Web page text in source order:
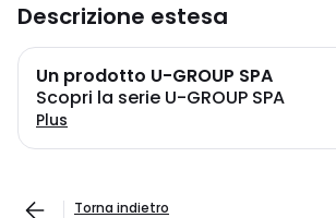
Descrizione estesa
Un prodotto U-GROUP SPA
Scopri la serie U-GROUP SPA
Plus
Torna indietro